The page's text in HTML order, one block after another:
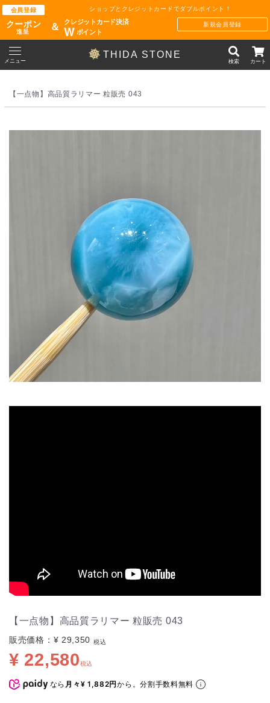
会員登録
クーポン
進呈
ショップとクレジットカードでダブルポイント !
＆
クレジットカード決済
Wポイント
新規会員登録
THIDA STONE
メニュー 検索 カート
【一点物】高品質ラリマー 粒販売 043
【一点物】高品質ラリマー 粒販売 043
販売価格： ¥ 29,350 税込
¥ 22,580税込
なら 月々¥ 1,882円から。分割手数料無料